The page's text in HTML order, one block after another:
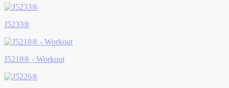
J5233®
J5218® - Workout